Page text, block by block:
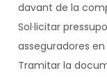
davant de la
Sol·licitar
asseguradores
Tramitar la